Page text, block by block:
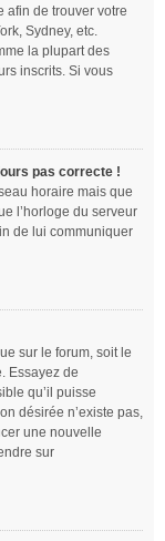
afin de trouver votre
Sydney, etc.
la plupart des
inscrits. Si vous
pas correcte !
horaire mais que
l’horloge du serveur
de lui communiquer
sur le forum, soit le
Essayez de
qu’il puisse
désirée n’existe pas,
une nouvelle
sur